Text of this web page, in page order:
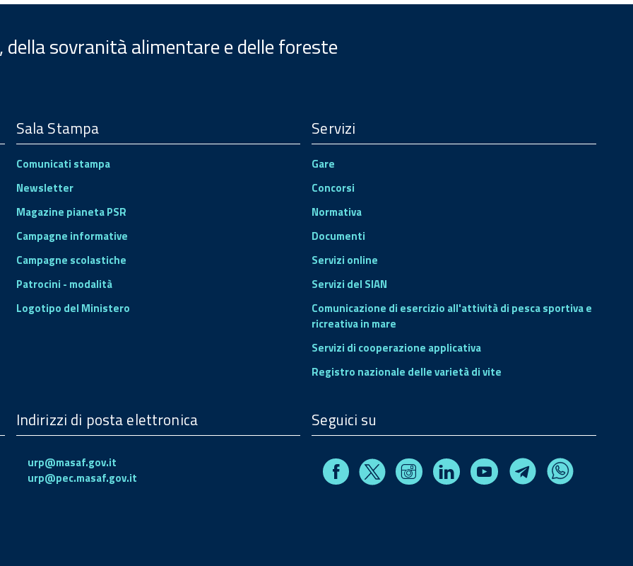
sovranità alimentare e delle foreste
Sala Stampa
Comunicati stampa
Newsletter
Magazine pianeta PSR
Campagne informative
Campagne scolastiche
Patrocini - modalità
Logotipo del Ministero
Servizi
Gare
Concorsi
Normativa
Documenti
Servizi online
Servizi del SIAN
Comunicazione di esercizio all'attività di pesca sportiva e
ricreativa in mare
Servizi di cooperazione applicativa
Registro nazionale delle varietà di vite
Indirizzi di posta elettronica
urp@masaf.gov.it
urp@pec.masaf.gov.it
Seguici su
Facebook
X InstagramLinkedinYoutube TelegramWhatsapp